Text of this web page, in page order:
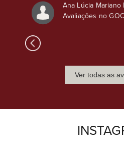
Ana Lúcia Mariano
Avaliações no
Ver todas as